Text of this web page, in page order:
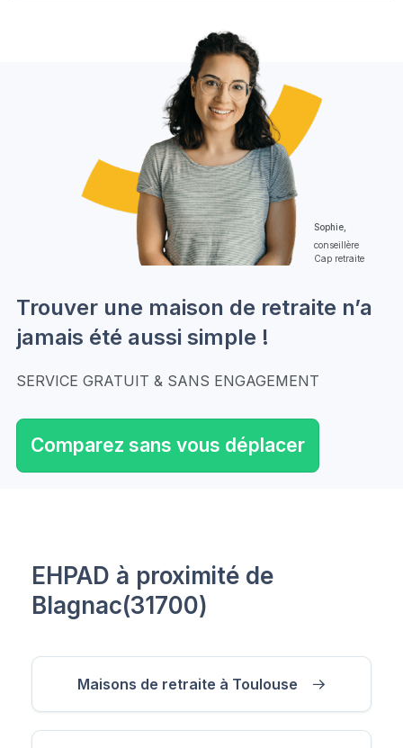
Sophie,
conseillère
Cap retraite
Trouver une maison de retraite n’a
jamais été aussi simple !
SERVICE GRATUIT & SANS ENGAGEMENT
Comparez sans vous déplacer
EHPAD à proximité de
Blagnac(31700)
Maisons de retraite à Toulouse